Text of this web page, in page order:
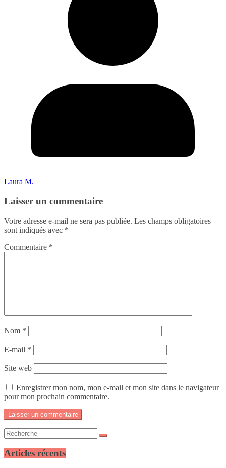
Laura M.
Laisser un commentaire
Votre adresse e-mail ne sera pas publiée. Les champs obligatoires
sont indiqués avec *
Commentaire *
Nom *
E-mail *
Site web
Enregistrer mon nom, mon e-mail et mon site dans le navigateur
pour mon prochain commentaire.
Articles récents